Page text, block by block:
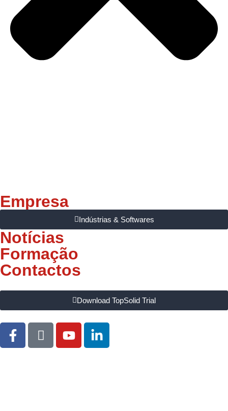
Empresa
Indústrias & Softwares
Notícias
Formação
Contactos
Download TopSolid Trial